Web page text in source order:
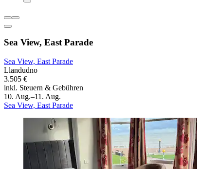
Sea View, East Parade
Sea View, East Parade
Llandudno
3.505 €
inkl. Steuern & Gebühren
10. Aug.–11. Aug.
Sea View, East Parade